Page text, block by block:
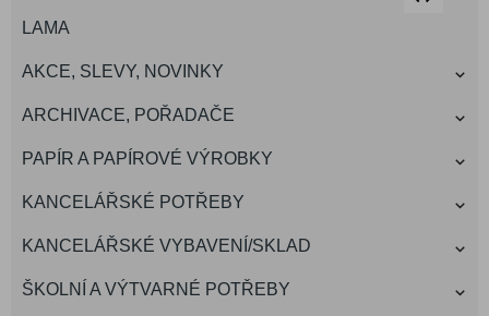
LAMA
AKCE, SLEVY, NOVINKY
ARCHIVACE, POŘADAČE
PAPÍR A PAPÍROVÉ VÝROBKY
KANCELÁŘSKÉ POTŘEBY
KANCELÁŘSKÉ VYBAVENÍ/SKLAD
ŠKOLNÍ A VÝTVARNÉ POTŘEBY